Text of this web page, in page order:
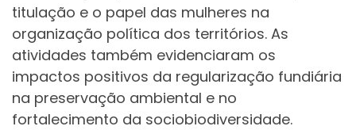
titulação e o papel das mulheres na
organização política dos territórios. As
atividades também evidenciaram os
impactos positivos da regularização fundiária
na preservação ambiental e no
fortalecimento da sociobiodiversidade.